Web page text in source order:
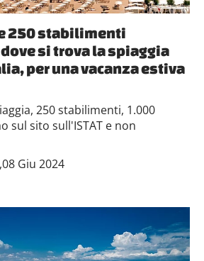
250 stabilimenti
si trova la spiaggia
per una vacanza estiva
250 stabilimenti, 1.000
sul sito sull'ISTAT e non
,08 Giu 2024